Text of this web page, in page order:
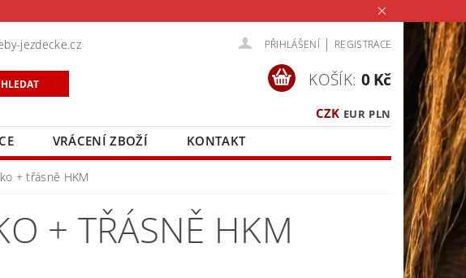
jezdecke.cz PŘIHLÁŠENÍ | REGISTRACE
CZK EUR PLN
KOŠÍK: 0 Kč
VRÁCENÍ ZBOŽÍ
KONTAKT
+ třásně HKM
+ TŘÁSNĚ HKM